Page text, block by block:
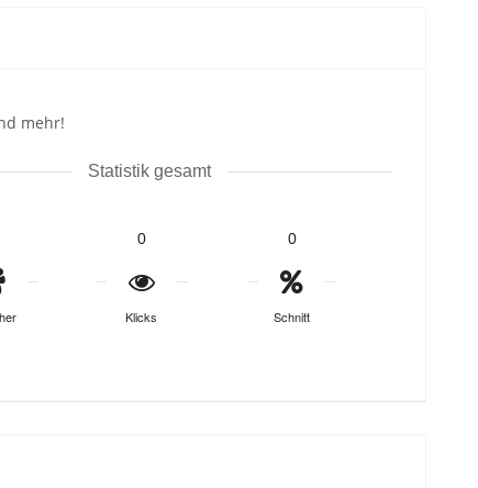
mehr!
Statistik gesamt
0
Klicks
0
Schnitt